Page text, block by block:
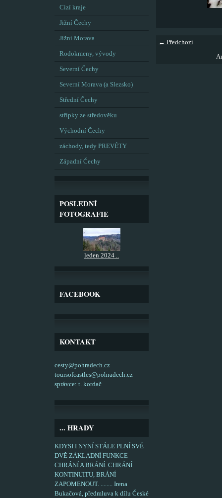
Cizí kraje
Jižní Čechy
Jižní Morava
Rodokmeny, vývody
Severní Čechy
Severní Morava (a Slezsko)
Střední Čechy
střípky ze středověku
Východní Čechy
záchody, tedy PREVÉTY
Západní Čechy
POSLEDNÍ
FOTOGRAFIE
leden 2024 ..
FACEBOOK
KONTAKT
cesty@pohradech.cz
toursofcastles@pohradech.cz
správce: t. kordač
... HRADY
KDYSI I NYNÍ STÁLE PLNÍ SVÉ
DVĚ ZÁKLADNÍ FUNKCE -
CHRÁNÍ A BRÁNÍ. CHRÁNÍ
KONTINUITU, BRÁNÍ
ZAPOMENOUT. ........ Irena
Bukačová, předmluva k dílu České
← Předchozí